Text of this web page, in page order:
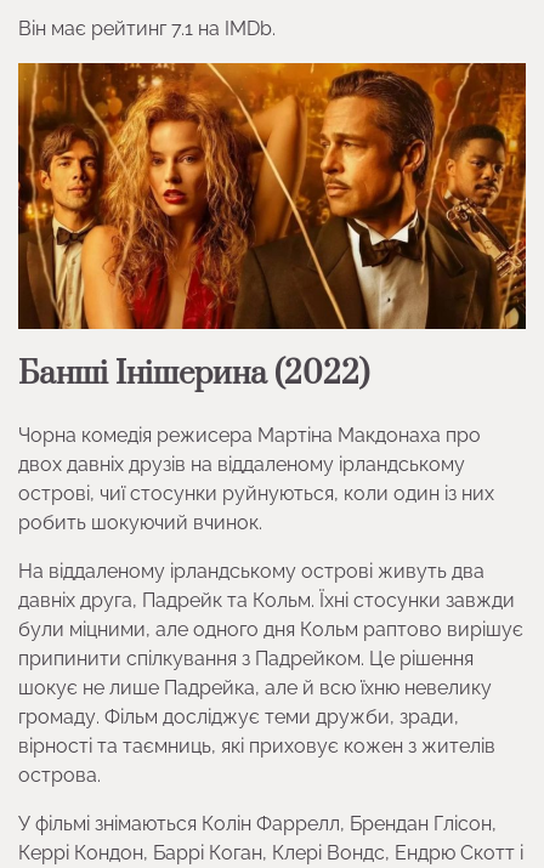
Він має рейтинг 7.1 на IMDb.
Банші Інішерина (2022)
Чорна комедія режисера Мартіна Макдонаха про
двох давніх друзів на віддаленому ірландському
острові, чиї стосунки руйнуються, коли один із них
робить шокуючий вчинок.
На віддаленому ірландському острові живуть два
давніх друга, Падрейк та Кольм. Їхні стосунки завжди
були міцними, але одного дня Кольм раптово вирішує
припинити спілкування з Падрейком. Це рішення
шокує не лише Падрейка, але й всю їхню невелику
громаду. Фільм досліджує теми дружби, зради,
вірності та таємниць, які приховує кожен з жителів
острова.
У фільмі знімаються Колін Фаррелл, Брендан Глісон,
Керрі Кондон, Баррі Коган, Клері Вондс, Ендрю Скотт і